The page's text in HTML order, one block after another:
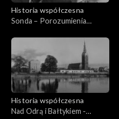
Historia współczesna
Sonda – Porozumienia
Historia współczesna
Nad Odrą i Bałtykiem -